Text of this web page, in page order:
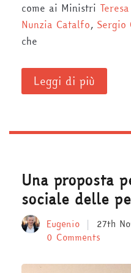
come ai Ministri
Nunzia Catalfo, Sergio
che
Leggi di più
Una proposta
sociale delle
Eugenio 27th
0 Comments